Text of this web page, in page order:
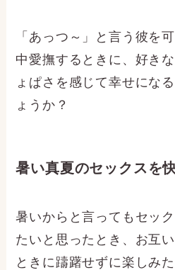
「あっつ～」と言う彼を
中愛撫するときに、好き
ょぱさを感じて幸せにな
ょうか？
暑い真夏のセックスを
暑いからと言ってもセッ
たいと思ったとき、お互
ときに躊躇せずに楽しみ